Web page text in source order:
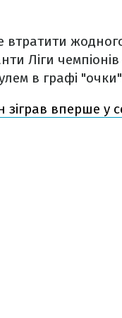
втратити
Ліги
в графі
зіграв вперше у